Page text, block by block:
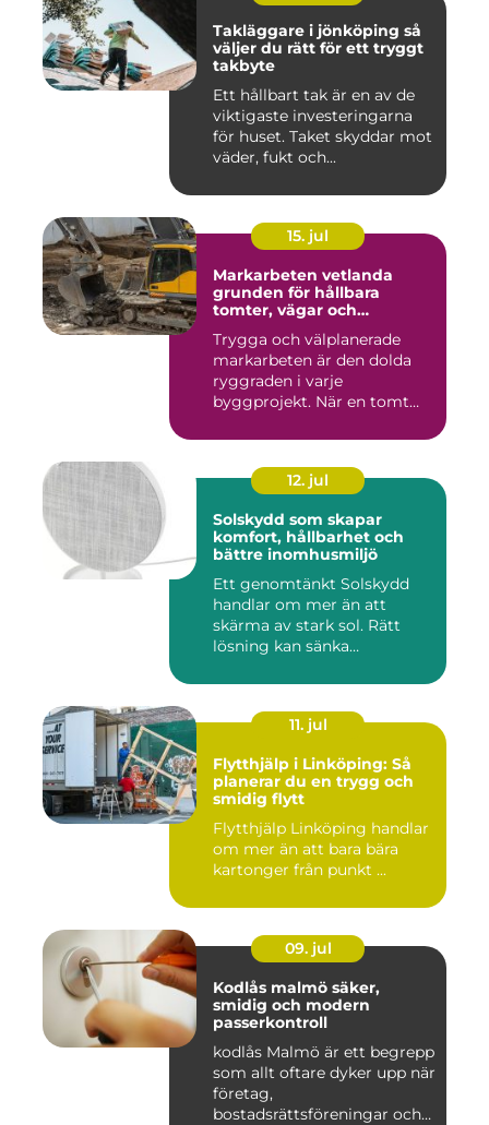
Takläggare i jönköping så
väljer du rätt för ett tryggt
takbyte
Ett hållbart tak är en av de
viktigaste investeringarna
för huset. Taket skyddar mot
väder, fukt och...
15. jul
Markarbeten vetlanda
grunden för hållbara
tomter, vägar och
Trygga och välplanerade
markarbeten är den dolda
ryggraden i varje
byggprojekt. När en tomt
12. jul
Solskydd som skapar
komfort, hållbarhet och
bättre inomhusmiljö
Ett genomtänkt Solskydd
handlar om mer än att
skärma av stark sol. Rätt
lösning kan sänka
11. jul
Flytthjälp i Linköping: Så
planerar du en trygg och
smidig flytt
Flytthjälp Linköping handlar
om mer än att bara bära
kartonger från punkt ...
09. jul
Kodlås malmö säker,
smidig och modern
passerkontroll
kodlås Malmö är ett begrepp
som allt oftare dyker upp när
företag,
bostadsrättsföreningar och